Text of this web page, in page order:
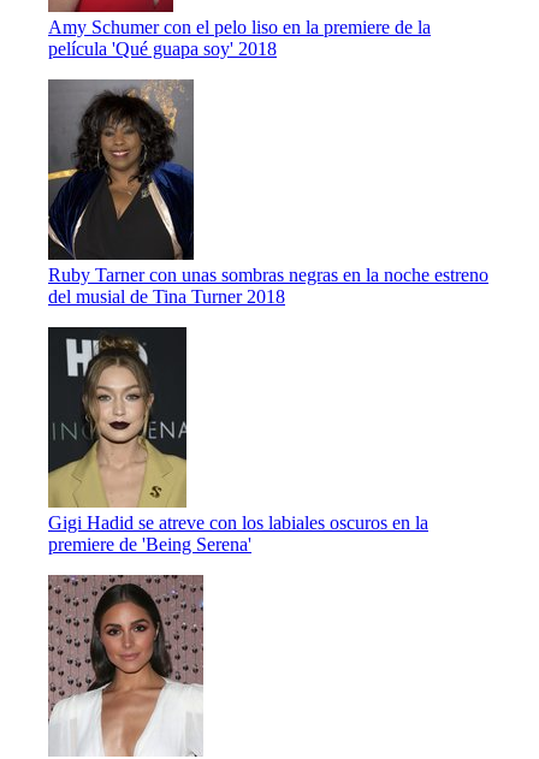
Amy Schumer con el pelo liso en la premiere de la
película 'Qué guapa soy' 2018
Ruby Tarner con unas sombras negras en la noche estreno
del musial de Tina Turner 2018
Gigi Hadid se atreve con los labiales oscuros en la
premiere de 'Being Serena'